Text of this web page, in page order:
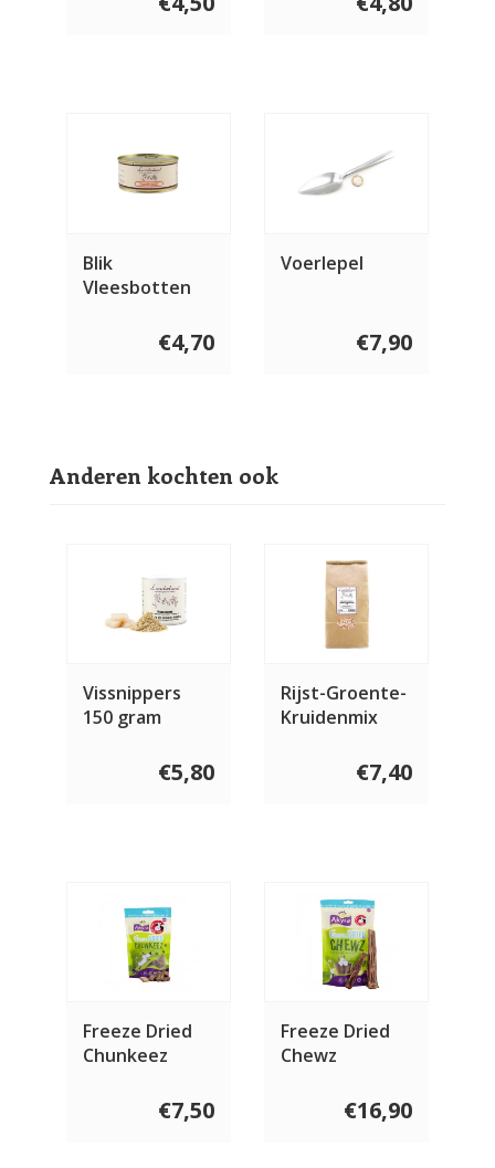
Blik
Vleesbotten
€4,70
Voerlepel
€7,90
Anderen kochten ook
Vissnippers
150 gram
€5,80
Rijst-Groente-
Kruidenmix
€7,40
Freeze Dried
Chunkeez
€7,50
Freeze Dried
Chewz
250 gram€16,90